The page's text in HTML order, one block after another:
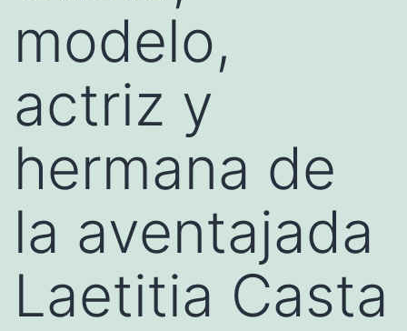
modelo,
actriz y
hermana de
la aventajada
Laetitia Casta